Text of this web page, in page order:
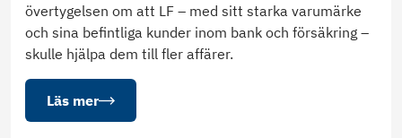
övertygelsen om att LF – med sitt starka varumärke
och sina befintliga kunder inom bank och försäkring –
skulle hjälpa dem till fler affärer.
Läs mer